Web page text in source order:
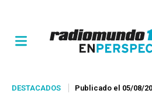
DESTACADOS Publicado el 05/08/